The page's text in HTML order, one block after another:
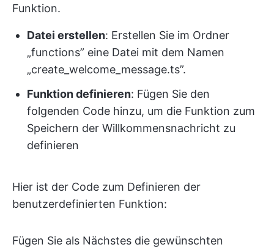
Funktion.
Datei erstellen: Erstellen Sie im Ordner
„functions” eine Datei mit dem Namen
„create_welcome_message.ts”.
Funktion definieren: Fügen Sie den
folgenden Code hinzu, um die Funktion zum
Speichern der Willkommensnachricht zu
definieren
Hier ist der Code zum Definieren der
benutzerdefinierten Funktion:
Fügen Sie als Nächstes die gewünschten